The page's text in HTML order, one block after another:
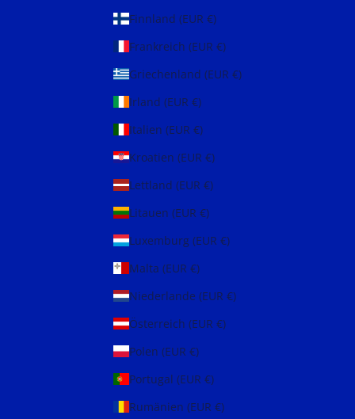
Finnland (EUR €)
Frankreich (EUR €)
Griechenland (EUR €)
Irland (EUR €)
Italien (EUR €)
Kroatien (EUR €)
Lettland (EUR €)
Litauen (EUR €)
Luxemburg (EUR €)
Malta (EUR €)
Niederlande (EUR €)
Österreich (EUR €)
Polen (EUR €)
Portugal (EUR €)
Rumänien (EUR €)